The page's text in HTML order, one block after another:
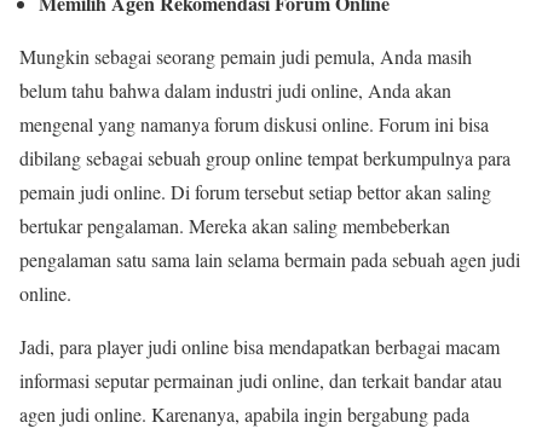
Mungkin sebagai seorang pemain judi pemula, Anda masih
belum tahu bahwa dalam industri judi online, Anda akan
mengenal yang namanya forum diskusi online. Forum ini bisa
dibilang sebagai sebuah group online tempat berkumpulnya para
pemain judi online. Di forum tersebut setiap bettor akan saling
bertukar pengalaman. Mereka akan saling membeberkan
pengalaman satu sama lain selama bermain pada sebuah agen judi
online.
Jadi, para player judi online bisa mendapatkan berbagai macam
informasi seputar permainan judi online, dan terkait bandar atau
agen judi online. Karenanya, apabila ingin bergabung pada